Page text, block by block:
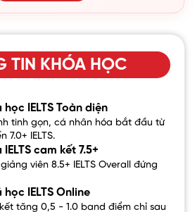
TIN KHÓA HỌC
học IELTS Toàn diện
tinh gọn, cá nhân hóa bắt đầu từ
7.0+ IELTS.
IELTS cam kết 7.5+
giảng viên 8.5+ IELTS Overall đứng
học IELTS Online
tăng 0,5 - 1.0 band điểm chỉ sau